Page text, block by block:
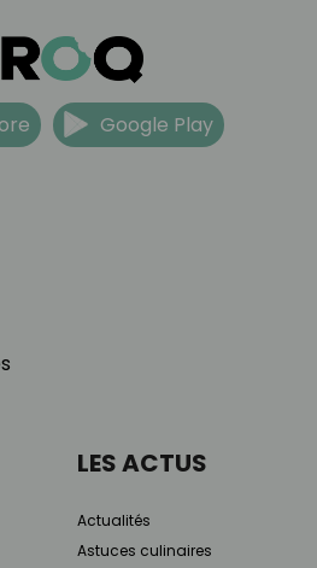
Google Play
LES ACTUS
Actualités
Astuces culinaires